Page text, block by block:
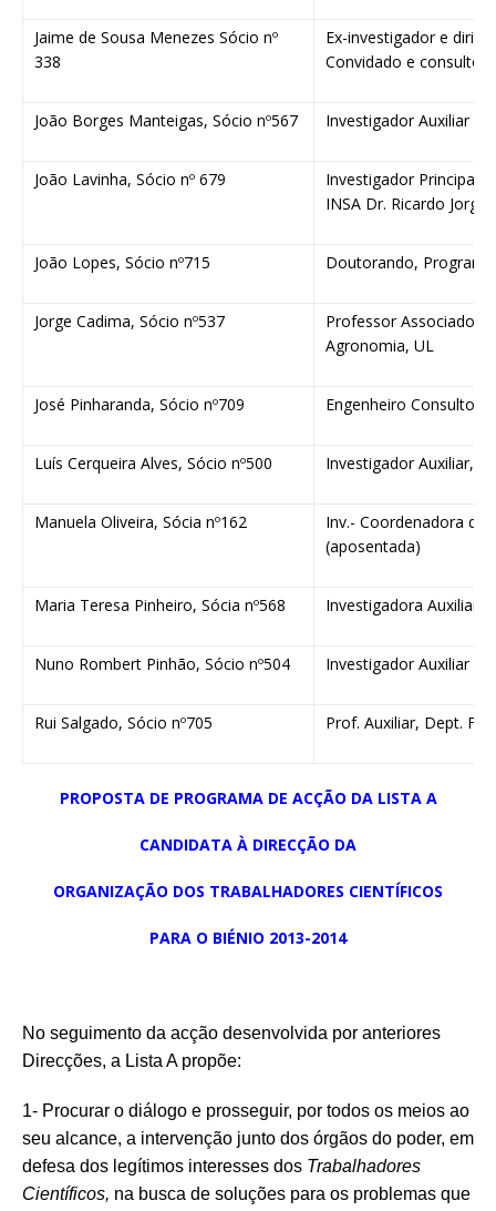
Jaime de Sousa Menezes Sócio nº
338
Ex-investigador e
Convidado e consultor
João Borges Manteigas, Sócio nº567 Investigador Auxiliar
João Lavinha, Sócio nº 679
Investigador Principal,
INSA Dr. Ricardo Jorge
João Lopes, Sócio nº715 Doutorando,
Jorge Cadima, Sócio nº537
Professor Associado
Agronomia, UL
José Pinharanda, Sócio nº709 Engenheiro Consultor
Luís Cerqueira Alves, Sócio nº500 Investigador Auxiliar,
Manuela Oliveira, Sócia nº162
Inv.- Coordenadora do
(aposentada)
Maria Teresa Pinheiro, Sócia nº568 Investigadora Auxiliar
Nuno Rombert Pinhão, Sócio nº504 Investigador Auxiliar
Rui Salgado, Sócio nº705 Prof. Auxiliar, Dept.
PROPOSTA DE PROGRAMA DE ACÇÃO DA LISTA A
CANDIDATA À DIRECÇÃO DA
ORGANIZAÇÃO DOS TRABALHADORES CIENTÍFICOS
PARA O BIÉNIO 2013-2014
No seguimento da acção desenvolvida por anteriores
Direcções, a Lista A propõe:
1- Procurar o diálogo e prosseguir, por todos os meios ao
seu alcance, a intervenção junto dos órgãos do poder, em
defesa dos legítimos interesses dos Trabalhadores
Científicos, na busca de soluções para os problemas que